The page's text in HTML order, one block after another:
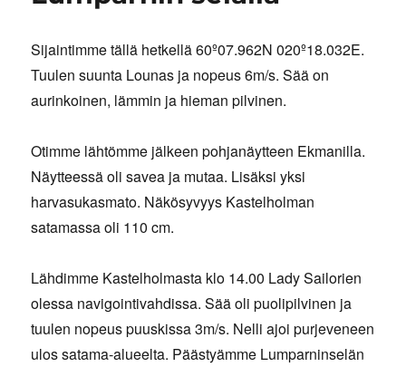
Sijaintimme tällä hetkellä 60º07.962N 020º18.032E.
Tuulen suunta Lounas ja nopeus 6m/s. Sää on
aurinkoinen, lämmin ja hieman pilvinen.
Otimme lähtömme jälkeen pohjanäytteen Ekmanilla.
Näytteessä oli savea ja mutaa. Lisäksi yksi
harvasukasmato. Näkösyvyys Kastelholman
satamassa oli 110 cm.
Lähdimme Kastelholmasta klo 14.00 Lady Sailorien
olessa navigointivahdissa. Sää oli puolipilvinen ja
tuulen nopeus puuskissa 3m/s. Nelli ajoi purjeveneen
ulos satama-alueelta. Päästyämme Lumparninselän